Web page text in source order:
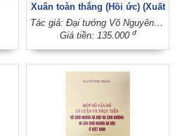
Xuân toàn thắng (Hồi ức) (Xuất
bản lần thứ 12)
Tác giả: Đại tướng Võ Nguyên Giáp (Phạm Chí Nhân thể hiện)
Giá tiền: 135.000 đ